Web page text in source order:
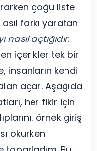
çoğu liste
farkı yaratan
nasıl açtığıdır.
içerikler tek bir
insanların kendi
açar. Aşağıda
her fikir için
örnek giriş
okurken